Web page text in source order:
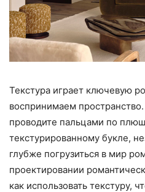
Текстура играет ключевую
воспринимаем
проводите пальцами по
текстурированному букле,
глубже погрузиться в мир
проектировании
как использовать текстуру,